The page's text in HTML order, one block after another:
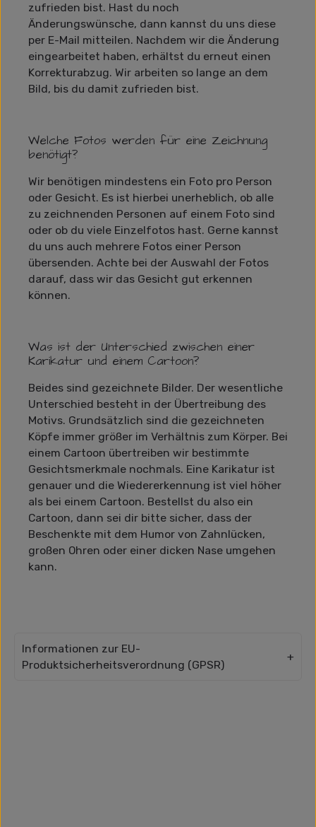
zufrieden bist. Hast du noch
Änderungswünsche, dann kannst du uns diese
per E-Mail mitteilen. Nachdem wir die Änderung
eingearbeitet haben, erhältst du erneut einen
Korrekturabzug. Wir arbeiten so lange an dem
Bild, bis du damit zufrieden bist.
Welche Fotos werden für eine Zeichnung
benötigt?
Wir benötigen mindestens ein Foto pro Person
oder Gesicht. Es ist hierbei unerheblich, ob alle
zu zeichnenden Personen auf einem Foto sind
oder ob du viele Einzelfotos hast. Gerne kannst
du uns auch mehrere Fotos einer Person
übersenden. Achte bei der Auswahl der Fotos
darauf, dass wir das Gesicht gut erkennen
können.
Was ist der Unterschied zwischen einer
Karikatur und einem Cartoon?
Beides sind gezeichnete Bilder. Der wesentliche
Unterschied besteht in der Übertreibung des
Motivs. Grundsätzlich sind die gezeichneten
Köpfe immer größer im Verhältnis zum Körper. Bei
einem Cartoon übertreiben wir bestimmte
Gesichtsmerkmale nochmals. Eine Karikatur ist
genauer und die Wiedererkennung ist viel höher
als bei einem Cartoon. Bestellst du also ein
Cartoon, dann sei dir bitte sicher, dass der
Beschenkte mit dem Humor von Zahnlücken,
großen Ohren oder einer dicken Nase umgehen
kann.
Informationen zur EU-
Produktsicherheitsverordnung (GPSR)